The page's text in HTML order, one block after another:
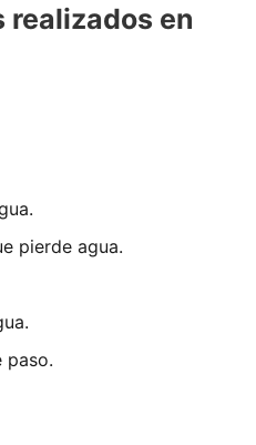
realizados en
pierde agua.
paso.